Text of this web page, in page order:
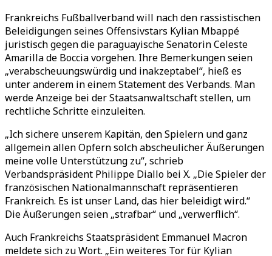
Frankreichs Fußballverband will nach den rassistischen
Beleidigungen seines Offensivstars Kylian Mbappé
juristisch gegen die paraguayische Senatorin Celeste
Amarilla de Boccia vorgehen. Ihre Bemerkungen seien
„verabscheuungswürdig und inakzeptabel“, hieß es
unter anderem in einem Statement des Verbands. Man
werde Anzeige bei der Staatsanwaltschaft stellen, um
rechtliche Schritte einzuleiten.
„Ich sichere unserem Kapitän, den Spielern und ganz
allgemein allen Opfern solch abscheulicher Äußerungen
meine volle Unterstützung zu“, schrieb
Verbandspräsident Philippe Diallo bei X. „Die Spieler der
französischen Nationalmannschaft repräsentieren
Frankreich. Es ist unser Land, das hier beleidigt wird.“
Die Äußerungen seien „strafbar“ und „verwerflich“.
Auch Frankreichs Staatspräsident Emmanuel Macron
meldete sich zu Wort. „Ein weiteres Tor für Kylian